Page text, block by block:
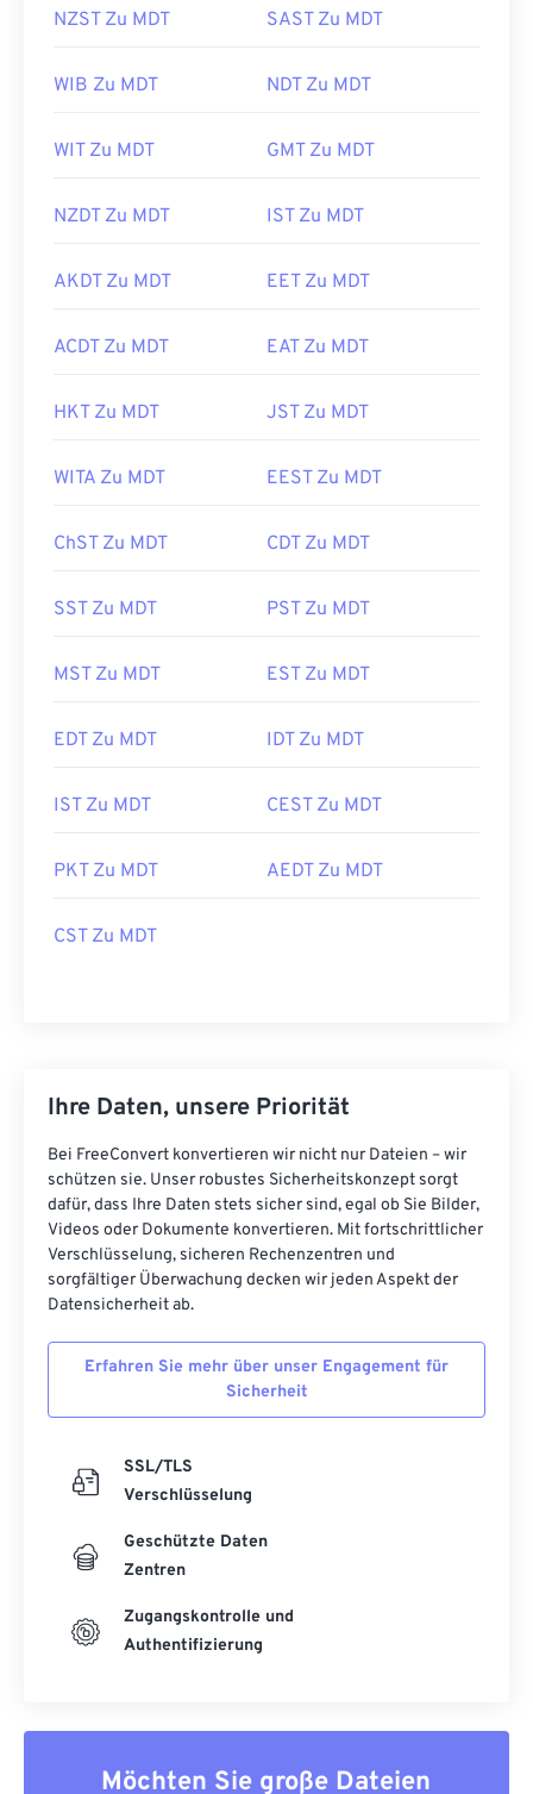
NZST Zu MDT SAST Zu MDT
WIB Zu MDT NDT Zu MDT
WIT Zu MDT GMT Zu MDT
NZDT Zu MDT IST Zu MDT
AKDT Zu MDT EET Zu MDT
ACDT Zu MDT EAT Zu MDT
HKT Zu MDT JST Zu MDT
WITA Zu MDT EEST Zu MDT
ChST Zu MDT CDT Zu MDT
SST Zu MDT PST Zu MDT
MST Zu MDT EST Zu MDT
EDT Zu MDT IDT Zu MDT
IST Zu MDT CEST Zu MDT
PKT Zu MDT AEDT Zu MDT
CST Zu MDT
Ihre Daten, unsere Priorität
Bei FreeConvert konvertieren wir nicht nur Dateien – wir
schützen sie. Unser robustes Sicherheitskonzept sorgt
dafür, dass Ihre Daten stets sicher sind, egal ob Sie Bilder,
Videos oder Dokumente konvertieren. Mit fortschrittlicher
Verschlüsselung, sicheren Rechenzentren und
sorgfältiger Überwachung decken wir jeden Aspekt der
Datensicherheit ab.
Erfahren Sie mehr über unser Engagement für
Sicherheit
SSL/TLS
Verschlüsselung
Geschützte Daten
Zentren
Zugangskontrolle und
Authentifizierung
Möchten Sie große Dateien